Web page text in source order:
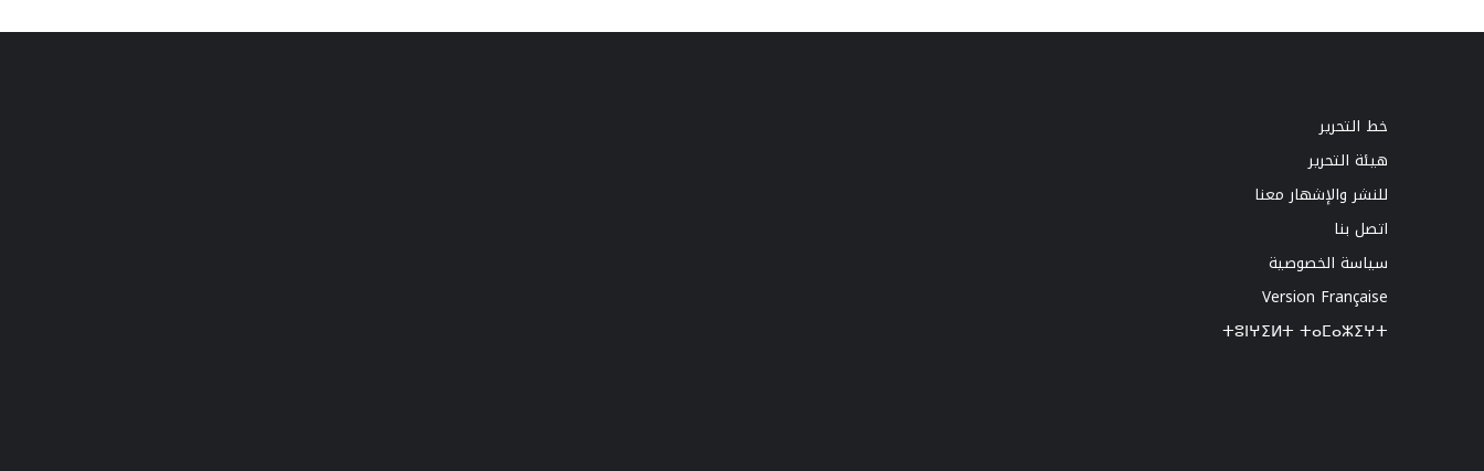
خط التحرير
هيئة التحرير
للنشر والإشهار معنا
اتصل بنا
سياسة الخصوصية
Version Française
ⵜⵓⵏⵖⵉⵍⵜ ⵜⴰⵎⴰⵣⵉⵖⵜ